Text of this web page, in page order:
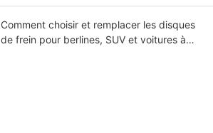
Comment choisir et remplacer les disques
de frein pour berlines, SUV et voitures à